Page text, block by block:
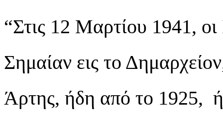
“Στις 12 Μαρτίου 1941,
Σημαίαν εις το
Άρτης, ήδη από το 1925,